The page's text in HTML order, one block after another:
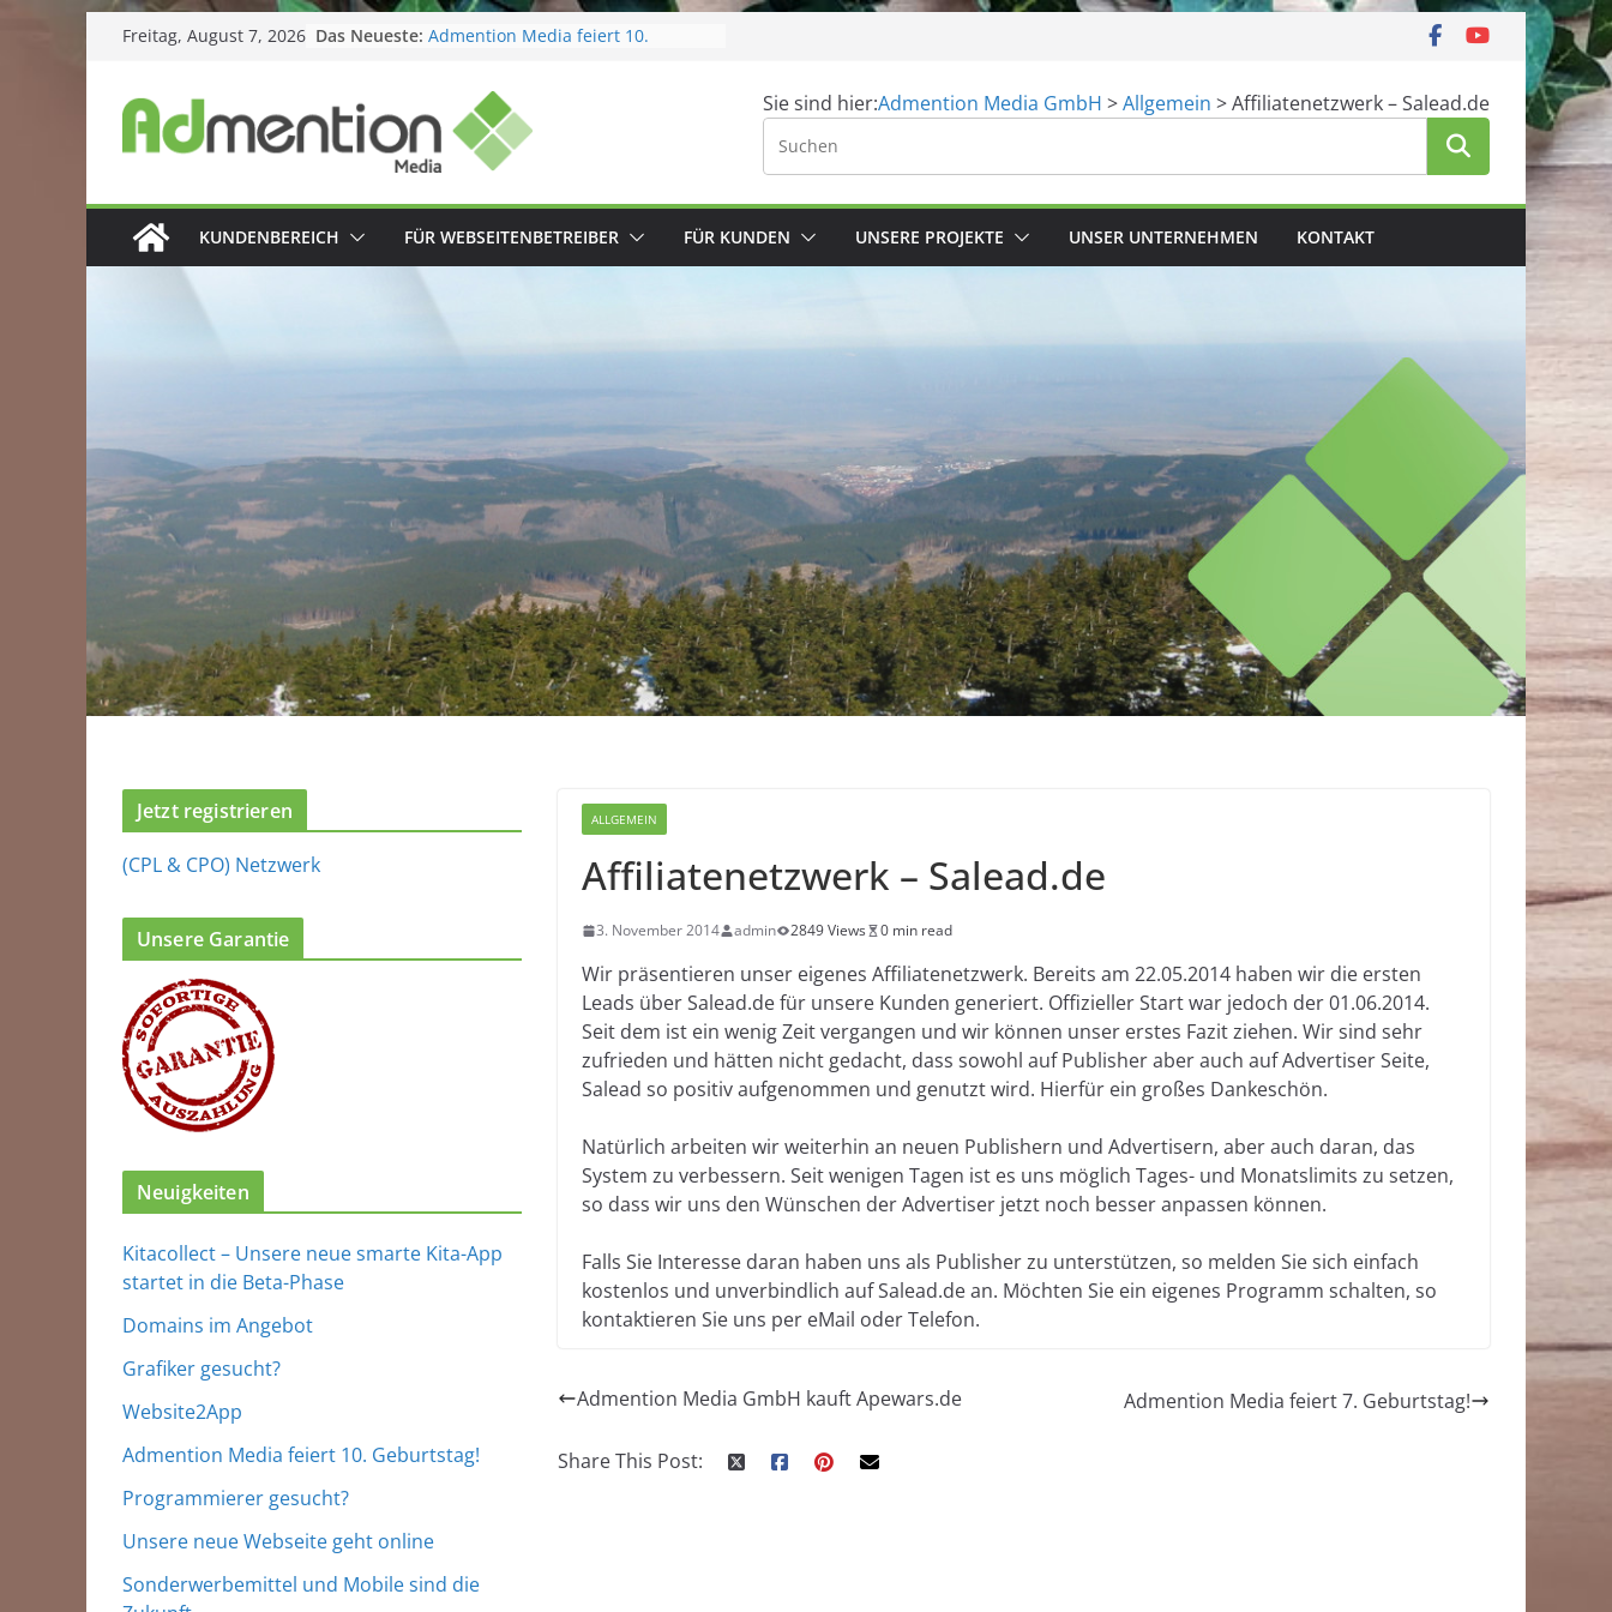
Freitag, August 7, 2026 Das Neueste: Admention Media feiert 10.
Kita-App startet in die Beta-Phase
Domains im Angebot
Grafiker gesucht?
Website2App
Sie sind hier:Admention Media GmbH >Allgemein >Affiliatenetzwerk – Salead.de
KUNDENBEREICH FÜR WEBSEITENBETREIBER FÜR KUNDEN UNSERE PROJEKTE UNSER UNTERNEHMEN KONTAKT
ALLGEMEIN
Affiliatenetzwerk – Salead.de
3. November 2014 admin 2849 Views 0 min read
Wir präsentieren unser eigenes Affiliatenetzwerk. Bereits am 22.05.2014 haben wir die ersten
Leads über Salead.de für unsere Kunden generiert. Offizieller Start war jedoch der 01.06.2014.
Seit dem ist ein wenig Zeit vergangen und wir können unser erstes Fazit ziehen. Wir sind sehr
zufrieden und hätten nicht gedacht, dass sowohl auf Publisher aber auch auf Advertiser Seite,
Salead so positiv aufgenommen und genutzt wird. Hierfür ein großes Dankeschön.
Natürlich arbeiten wir weiterhin an neuen Publishern und Advertisern, aber auch daran, das
System zu verbessern. Seit wenigen Tagen ist es uns möglich Tages- und Monatslimits zu setzen,
so dass wir uns den Wünschen der Advertiser jetzt noch besser anpassen können.
Falls Sie Interesse daran haben uns als Publisher zu unterstützen, so melden Sie sich einfach
kostenlos und unverbindlich auf Salead.de an. Möchten Sie ein eigenes Programm schalten, so
kontaktieren Sie uns per eMail oder Telefon.
Admention Media GmbH kauft Apewars.de Admention Media feiert 7. Geburtstag!
Share This Post:
Jetzt registrieren
(CPL & CPO) Netzwerk
Unsere Garantie
Neuigkeiten
Kitacollect – Unsere neue smarte Kita-App
startet in die Beta-Phase
Domains im Angebot
Grafiker gesucht?
Website2App
Admention Media feiert 10. Geburtstag!
Programmierer gesucht?
Unsere neue Webseite geht online
Sonderwerbemittel und Mobile sind die